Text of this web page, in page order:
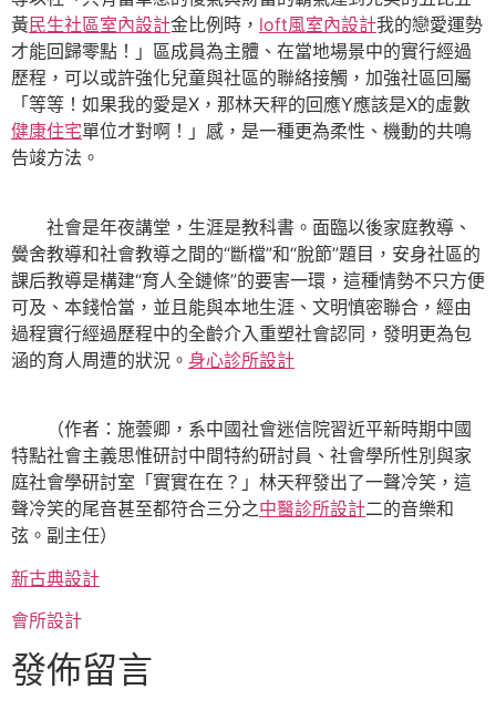
黃民生社區室內設計金比例時， loft風室內設計我的戀愛運勢
才能回歸零點！」區成員為主體、在當地場景中的實行經過
歷程，可以或許強化兒童與社區的聯絡接觸，加強社區回屬
「等等！如果我的愛是X，那林天秤的回應Y應該是X的虛數
健康住宅單位才對啊！」感，是一種更為柔性、機動的共鳴
告竣方法。
社會是年夜講堂，生涯是教科書。面臨以後家庭教導、
黌舍教導和社會教導之間的“斷檔”和“脫節”題目，安身社區的
課后教導是構建“育人全鏈條”的要害一環，這種情勢不只方便
可及、本錢恰當，並且能與本地生涯、文明慎密聯合，經由
過程實行經過歷程中的全齡介入重塑社會認同，發明更為包
涵的育人周遭的狀況。 身心診所設計
（作者：施蕓卿，系中國社會迷信院習近平新時期中國
特點社會主義思惟研討中間特約研討員、社會學所性別與家
庭社會學研討室「實實在在？」林天秤發出了一聲冷笑，這
聲冷笑的尾音甚至都符合三分之中醫診所設計二的音樂和
弦。副主任）
新古典設計
會所設計
發佈留言